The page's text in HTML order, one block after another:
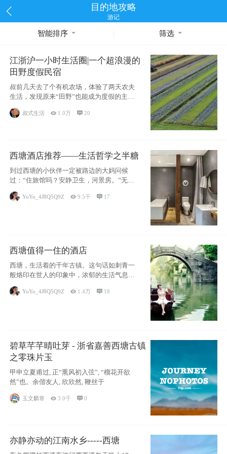
目的地攻略
游记
智能排序 筛选
江浙沪一小时生活圈|一个超浪漫的
田野度假民宿
叔前几天去了个有机农场，体验了两天农夫
生活，发现原来“田野”也能成为度假的主旋
律。江
叔式生活  1.0万 20
西塘酒店推荐——生活哲学之半糖
到过西塘的小伙伴一定被路边的大妈问候
过：“住旅馆吗？安静卫生，河景房。”无意
YoYo_4J8Q5Q9Z 9.5千  17
西塘值得一住的酒店
西塘，生活着的千年古镇。这句话如刺青一
般烙印在世人的印象中，浓郁的生活气息，
小桥流水
YoYo_4J8Q5Q9Z  1.4万  18
碧草芊芊晴吐芽 - 浙省嘉善西塘古镇
之零珠片玉
甲申立夏甫过, 正“熏风初入弦”, “榴花开欲
然”也。余偕友人, 欣欣然, 鞭丝于
玉文麟章  3.0千 0
亦静亦动的江南水乡-----西塘